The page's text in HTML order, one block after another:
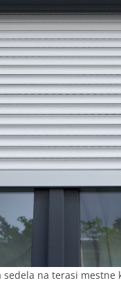
na terasi mestne